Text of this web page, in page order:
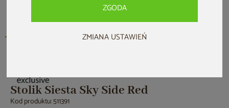
ZGODA
ZMIANA USTAWIEŃ
Stolik Siesta Sky Side Red
Kod produktu: 511391